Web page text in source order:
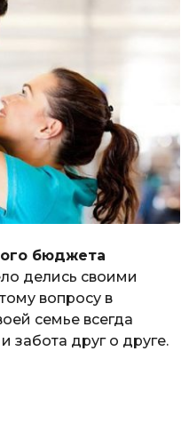
бюджета
делись своими
вопросу в
семье всегда
забота друг о друге.